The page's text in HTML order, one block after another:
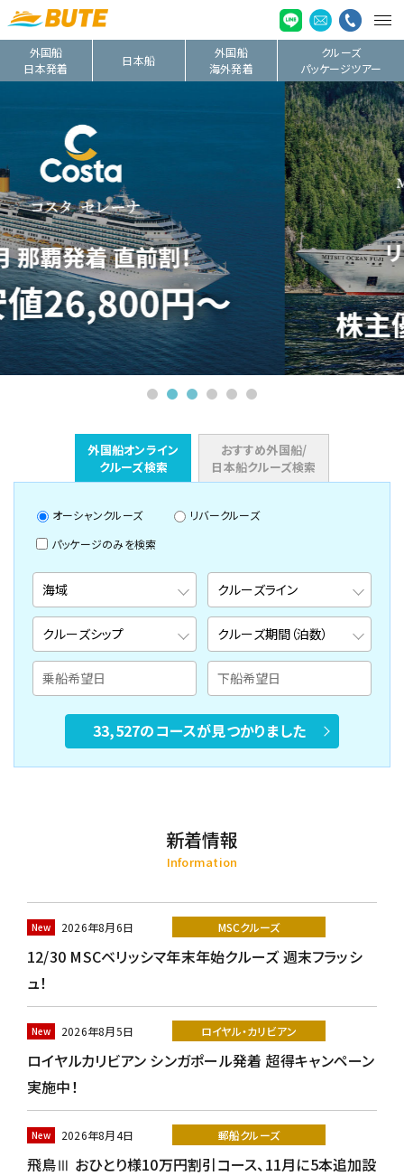
外国船
日本発着
日本船
外国船
海外発着
クルーズ
パッケージツアー
外国船オンライン
クルーズ検索
おすすめ外国船/
日本船クルーズ検索
オーシャンクルーズ
リバークルーズ
パッケージのみを検索
33,527のコースが見つかりました
新着情報
Information
2026年8月6日 MSCクルーズ
12/30 MSCベリッシマ年末年始クルーズ 週末フラッシ
ュ！
2026年8月5日 ロイヤル・カリビアン
ロイヤルカリビアン シンガポール発着 超得キャンペーン
実施中！
2026年8月4日 郵船クルーズ
飛鳥Ⅲ おひとり様10万円割引コース、11月に5本追加設